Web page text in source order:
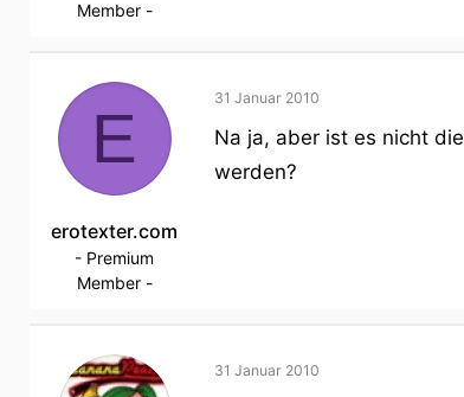
Member -
E
erotexter.com
- Premium
Member -
31 Januar 2010
Na ja, aber ist es nicht
werden?
31 Januar 2010